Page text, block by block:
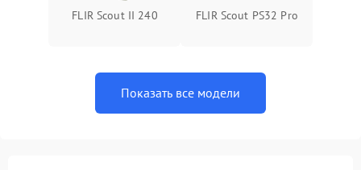
FLIR Scout II 240 FLIR Scout PS32 Pro
Показать все модели